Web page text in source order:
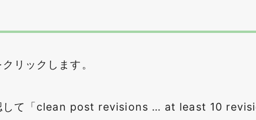
リックします。
して「clean post revisions … at least 10